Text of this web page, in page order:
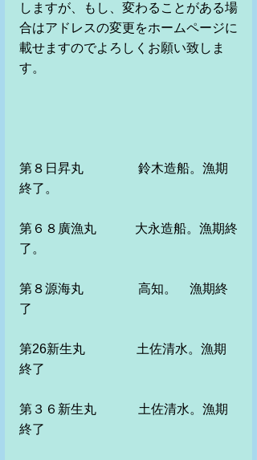
しますが、もし、変わることがある場
合はアドレスの変更をホームページに
載せますのでよろしくお願い致しま
す。
第８日昇丸　　　　 鈴木造船。漁期
終了。
第６８廣漁丸　　　大永造船。漁期終
了。
第８源海丸　　　 　高知。　漁期終
了
第26新生丸　　　　土佐清水。漁期
終了
第３６新生丸　　　 土佐清水。漁期
終了